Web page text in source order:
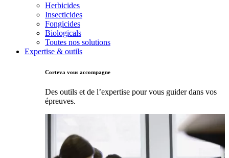
Herbicides
Insecticides
Fongicides
Biologicals
Toutes nos solutions
Expertise & outils
Corteva vous accompagne
Des outils et de l’expertise pour vous guider dans vos
épreuves.